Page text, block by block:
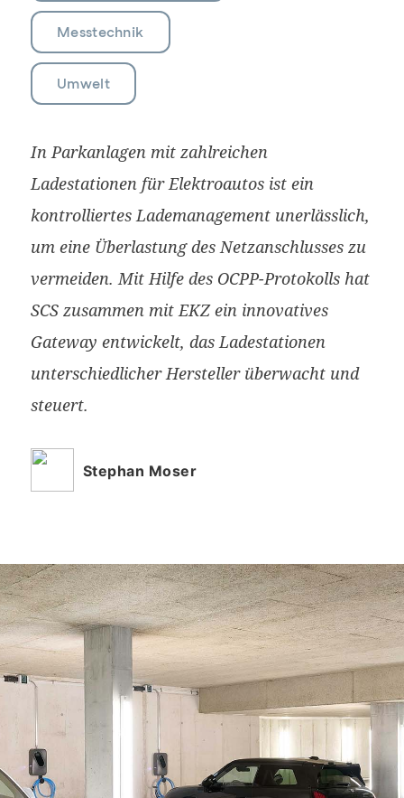
Messtechnik
Umwelt
In Parkanlagen mit zahlreichen
Ladestationen für Elektroautos ist ein
kontrolliertes Lademanagement unerlässlich,
um eine Überlastung des Netzanschlusses zu
vermeiden. Mit Hilfe des OCPP-Protokolls hat
SCS zusammen mit EKZ ein innovatives
Gateway entwickelt, das Ladestationen
unterschiedlicher Hersteller überwacht und
steuert.
Stephan Moser